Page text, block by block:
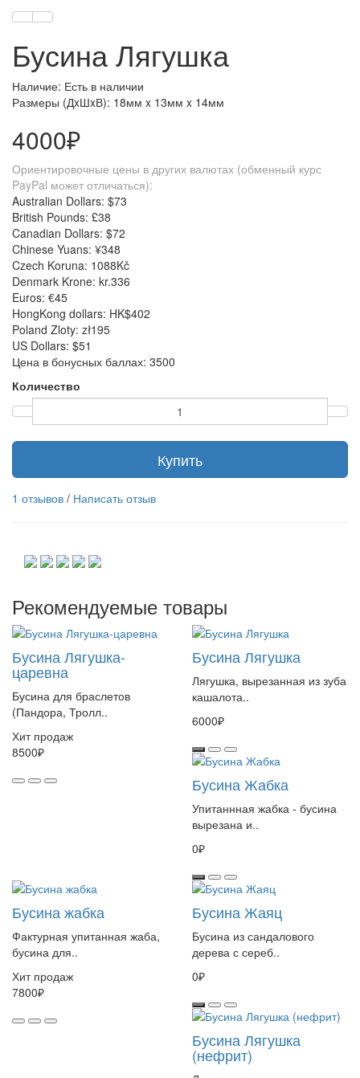
Бусина Лягушка
Наличие: Есть в наличии
Размеры (ДxШxВ): 18мм x 13мм x 14мм
4000₽
Ориентировочные цены в других валютах (обменный курс
PayPal может отличаться):
Australian Dollars: $73
British Pounds: £38
Canadian Dollars: $72
Chinese Yuans: ¥348
Czech Koruna: 1088Kč
Denmark Krone: kr.336
Euros: €45
HongKong dollars: HK$402
Poland Zloty: zł195
US Dollars: $51
Цена в бонусных баллах: 3500
Количество
Купить
1 отзывов / Написать отзыв
Рекомендуемые товары
Бусина Лягушка-
царевна
Бусина для браслетов
(Пандора, Тролл..
Хит продаж
8500₽
Бусина Лягушка
Лягушка, вырезанная из зуба
кашалота..
6000₽
Бусина Жабка
Упитаннная жабка - бусина
вырезана и..
0₽
Бусина жабка
Фактурная упитанная жаба,
бусина для..
Хит продаж
7800₽
Бусина Жаяц
Бусина из сандалового
дерева с сереб..
0₽
Бусина Лягушка
(нефрит)